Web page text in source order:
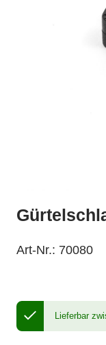
Art-Nr.: 70080
Lieferbar